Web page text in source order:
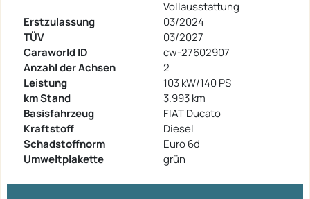
Vollausstattung
Erstzulassung
03/2024
TÜV
03/2027
Caraworld ID
cw-27602907
Anzahl der Achsen
2
Leistung
103 kW/140 PS
km Stand
3.993 km
Basisfahrzeug
FIAT Ducato
Kraftstoff
Diesel
Schadstoffnorm
Euro 6d
Umweltplakette
grün